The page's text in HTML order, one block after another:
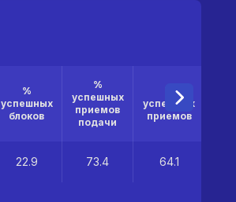
%
успешных
блоков
%
успешных
приемов
подачи
успешных
приемов
22.9 73.4 64.1